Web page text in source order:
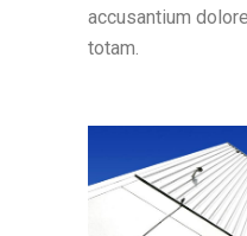
accusantium
totam.